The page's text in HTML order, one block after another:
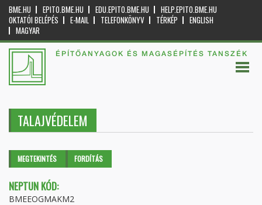
BME.HU EPITO.BME.HU EDU.EPITO.BME.HU
HELP.EPITO.BME.HU
OKTATÓI BELÉPÉS
E-MAIL TELEFONKÖNYV TÉRKÉP
ENGLISH
MAGYAR
ÉPÍTŐANYAGOK ÉS MAGASÉPÍTÉS TANSZÉK
TALAJVÉDELEM
Elsődleges fülek
MEGTEKINTÉS (AKTÍVFORDÍTÁS
NEPTUN KÓD:
BMEEOGMAKM2